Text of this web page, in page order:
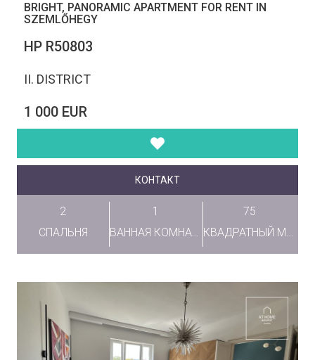
BRIGHT, PANORAMIC APARTMENT FOR RENT IN
SZEMLŐHEGY
НР R50803
II. DISTRICT
1 000 EUR
КОНТАКТ
2
СПАЛЬНЯ
1
ВАННАЯ КОМНАТА
75
КВАДРАТНЫЙ МЕТР